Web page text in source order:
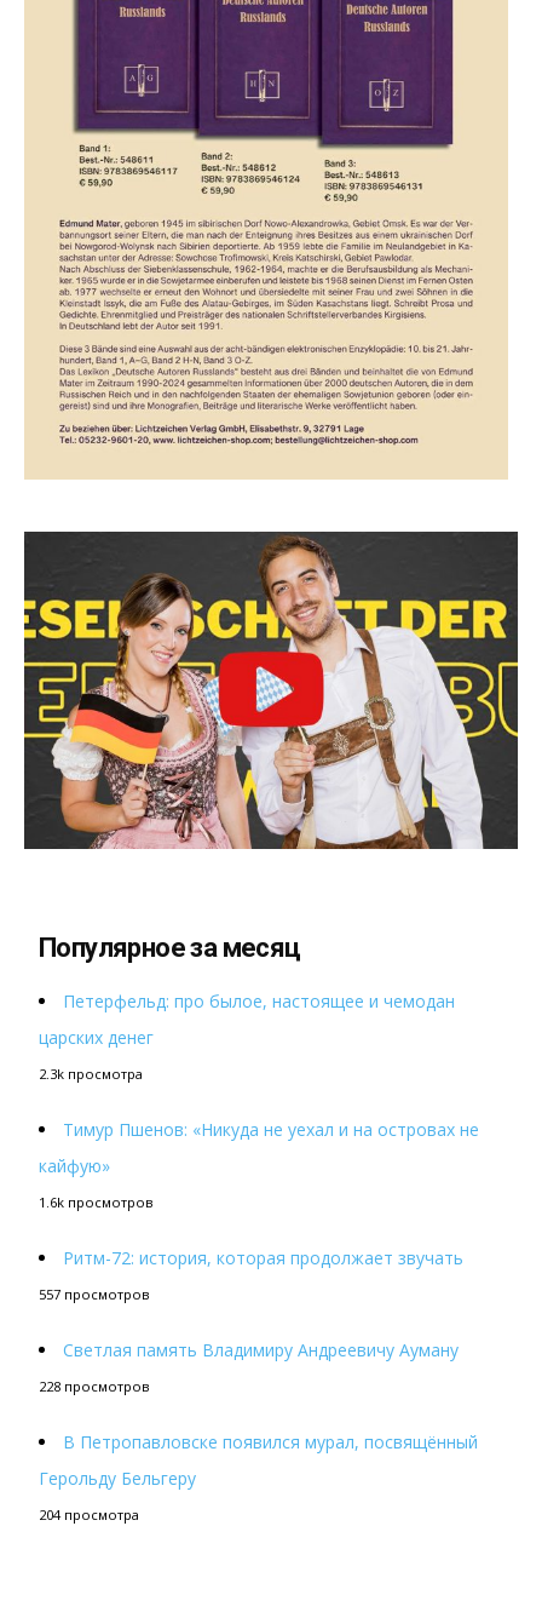
Популярное за месяц
Петерфельд: про былое, настоящее и чемодан
царских денег
2.3k просмотра
Тимур Пшенов: «Никуда не уехал и на островах не
кайфую»
1.6k просмотров
Ритм-72: история, которая продолжает звучать
557 просмотров
Светлая память Владимиру Андреевичу Ауману
228 просмотров
В Петропавловске появился мурал, посвящённый
Герольду Бельгеру
204 просмотра